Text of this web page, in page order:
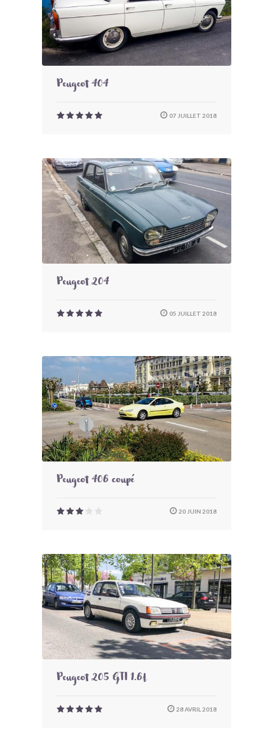
Peugeot 404
07 JUILLET 2018
Peugeot 204
05 JUILLET 2018
Peugeot 406 coupé
20 JUIN 2018
Peugeot 205 GTI 1.6l
28 AVRIL 2018